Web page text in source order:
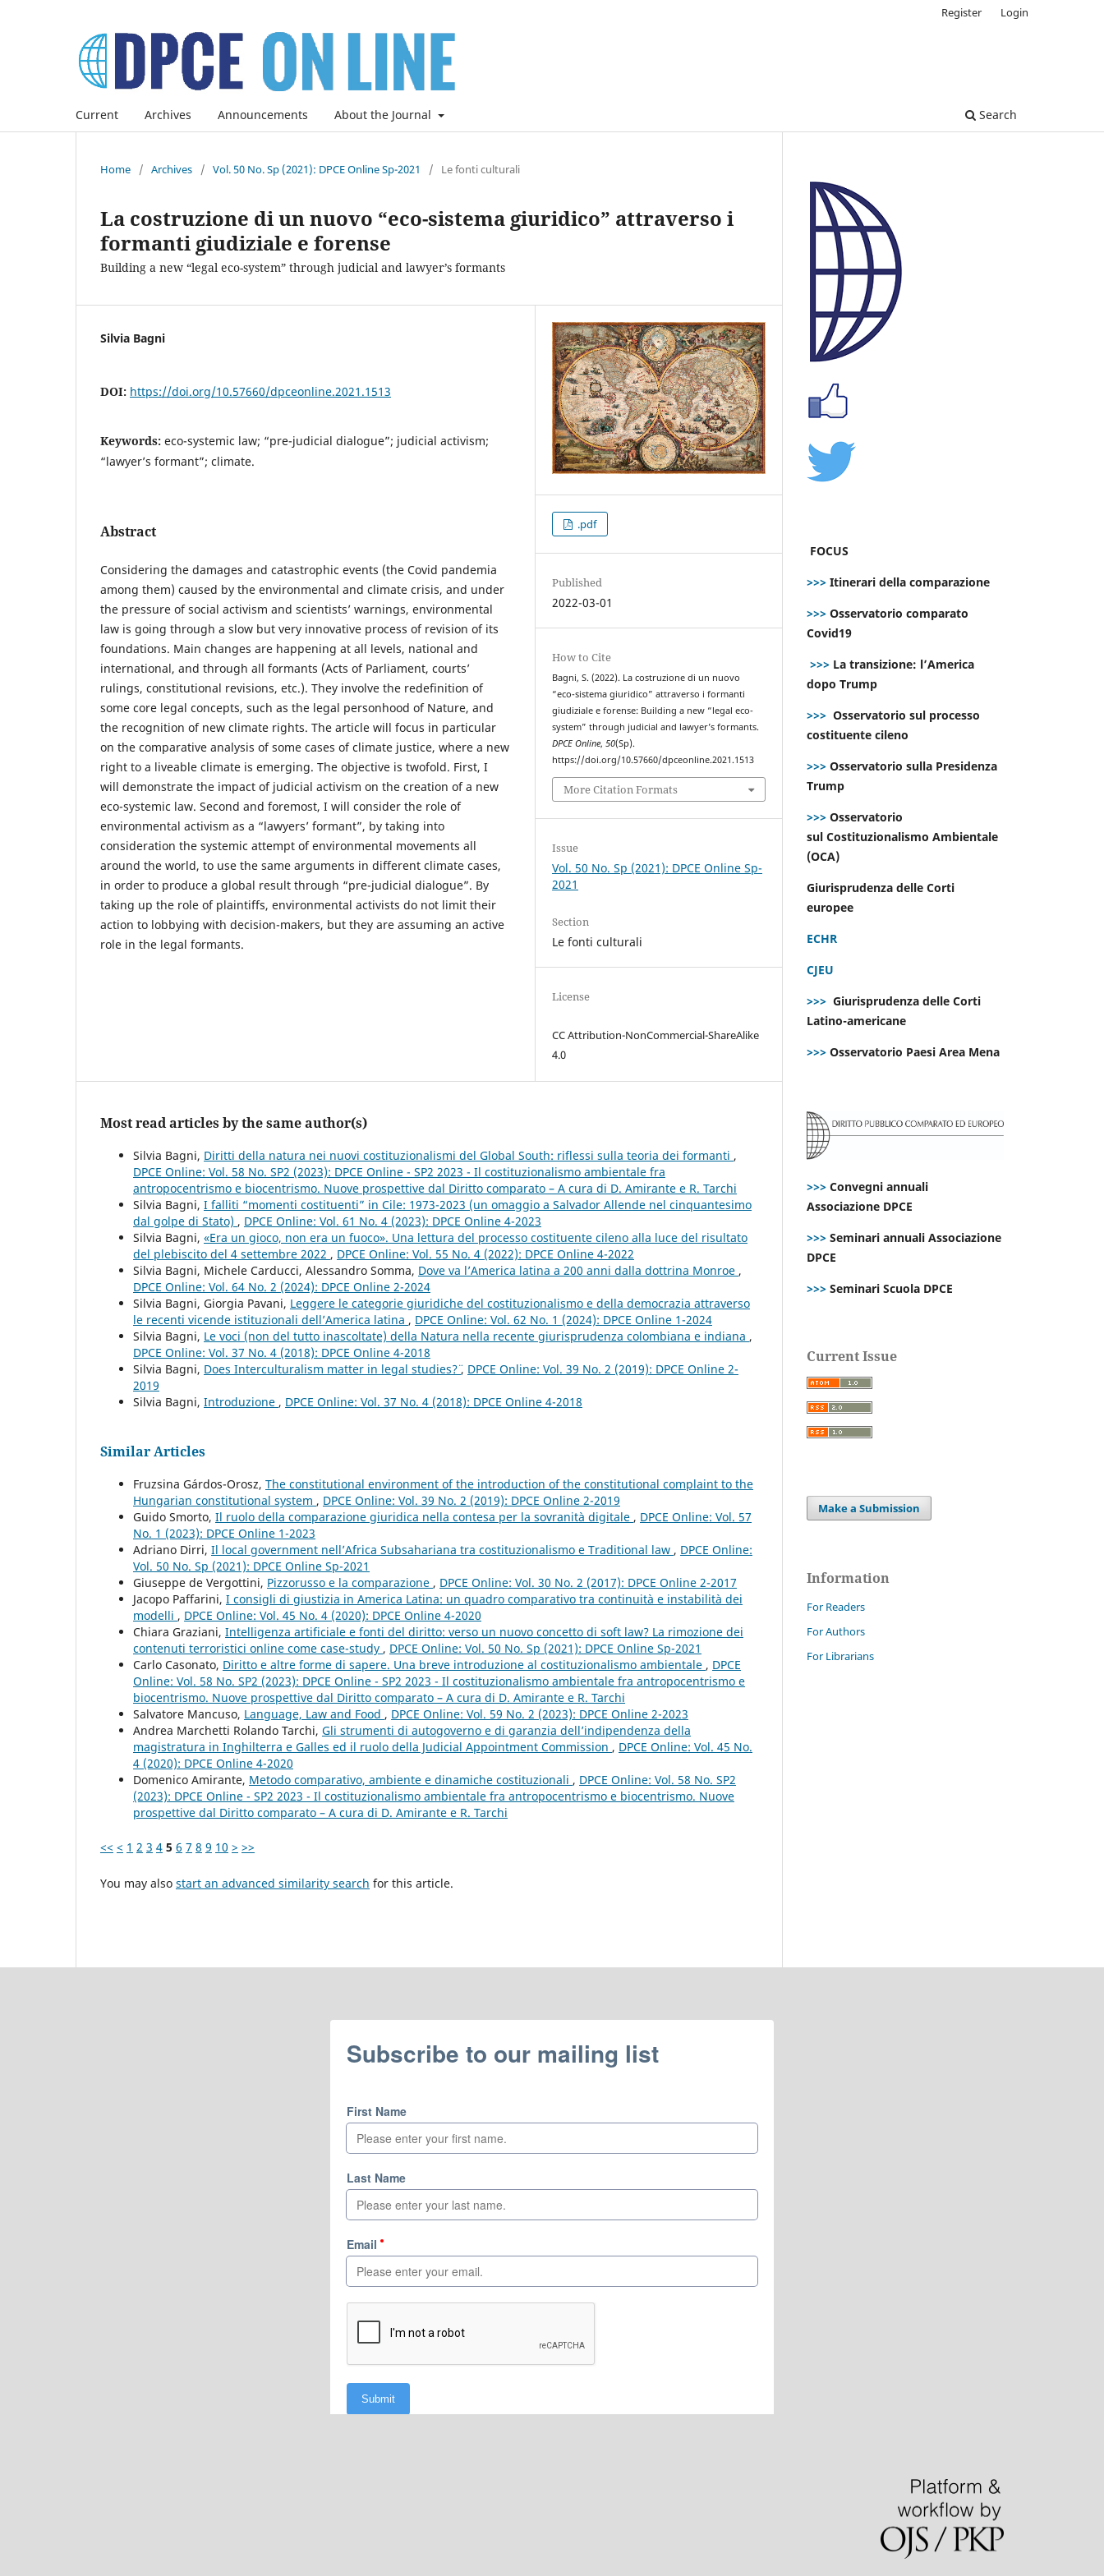
Current Archives Announcements About the Journal Search
Register Login
Home / Archives / Vol. 50 No. Sp (2021): DPCE Online Sp-2021 / Le fonti culturali
La costruzione di un nuovo “eco-sistema giuridico” attraverso i
formanti giudiziale e forense
Building a new “legal eco-system” through judicial and lawyer’s formants
Silvia Bagni
DOI: https://doi.org/10.57660/dpceonline.2021.1513
Keywords: eco-systemic law; “pre-judicial dialogue”; judicial activism;
“lawyer’s formant”; climate.
Abstract
Considering the damages and catastrophic events (the Covid pandemia
among them) caused by the environmental and climate crisis, and under
the pressure of social activism and scientists’ warnings, environmental
law is going through a slow but very innovative process of revision of its
foundations. Main changes are happening at all levels, national and
international, and through all formants (Acts of Parliament, courts’
rulings, constitutional revisions, etc.). They involve the redefinition of
some core legal concepts, such as the legal personhood of Nature, and
the recognition of new climate rights. The article will focus in particular
on the comparative analysis of some cases of climate justice, where a new
right to a liveable climate is emerging. The objective is twofold. First, I
will demonstrate the impact of judicial activism on the creation of a new
eco-systemic law. Second and foremost, I will consider the role of
environmental activism as a “lawyers’ formant”, by taking into
consideration the systemic attempt of environmental movements all
around the world, to use the same arguments in different climate cases,
in order to produce a global result through “pre-judicial dialogue”. By
taking up the role of plaintiffs, environmental activists do not limit their
action to lobbying with decision-makers, but they are assuming an active
role in the legal formants.
.pdf
Published
2022-03-01
How to Cite
Bagni, S. (2022). La costruzione di un nuovo
“eco-sistema giuridico” attraverso i formanti
giudiziale e forense: Building a new “legal eco-
system” through judicial and lawyer’s formants.
DPCE Online,50(Sp).
https://doi.org/10.57660/dpceonline.2021.1513
More Citation Formats
Issue
Vol. 50 No. Sp (2021): DPCE Online Sp-
2021
Section
Le fonti culturali
License
CC Attribution-NonCommercial-ShareAlike
4.0
Most read articles by the same author(s)
Silvia Bagni, Diritti della natura nei nuovi costituzionalismi del Global South: riflessi sulla teoria dei formanti ,
DPCE Online: Vol. 58 No. SP2 (2023): DPCE Online - SP2 2023 - Il costituzionalismo ambientale fra
antropocentrismo e biocentrismo. Nuove prospettive dal Diritto comparato – A cura di D. Amirante e R. Tarchi
Silvia Bagni, I falliti “momenti costituenti” in Cile: 1973-2023 (un omaggio a Salvador Allende nel cinquantesimo
dal golpe di Stato) , DPCE Online: Vol. 61 No. 4 (2023): DPCE Online 4-2023
Silvia Bagni, «Era un gioco, non era un fuoco». Una lettura del processo costituente cileno alla luce del risultato
del plebiscito del 4 settembre 2022 , DPCE Online: Vol. 55 No. 4 (2022): DPCE Online 4-2022
Silvia Bagni, Michele Carducci, Alessandro Somma, Dove va l’America latina a 200 anni dalla dottrina Monroe ,
DPCE Online: Vol. 64 No. 2 (2024): DPCE Online 2-2024
Silvia Bagni, Giorgia Pavani, Leggere le categorie giuridiche del costituzionalismo e della democrazia attraverso
le recenti vicende istituzionali dell’America latina , DPCE Online: Vol. 62 No. 1 (2024): DPCE Online 1-2024
Silvia Bagni, Le voci (non del tutto inascoltate) della Natura nella recente giurisprudenza colombiana e indiana ,
DPCE Online: Vol. 37 No. 4 (2018): DPCE Online 4-2018
Silvia Bagni, Does Interculturalism matter in legal studies?¨, DPCE Online: Vol. 39 No. 2 (2019): DPCE Online 2-
2019
Silvia Bagni, Introduzione , DPCE Online: Vol. 37 No. 4 (2018): DPCE Online 4-2018
Similar Articles
Fruzsina Gárdos-Orosz, The constitutional environment of the introduction of the constitutional complaint to the
Hungarian constitutional system , DPCE Online: Vol. 39 No. 2 (2019): DPCE Online 2-2019
Guido Smorto, Il ruolo della comparazione giuridica nella contesa per la sovranità digitale , DPCE Online: Vol. 57
No. 1 (2023): DPCE Online 1-2023
Adriano Dirri, Il local government nell’Africa Subsahariana tra costituzionalismo e Traditional law , DPCE Online:
Vol. 50 No. Sp (2021): DPCE Online Sp-2021
Giuseppe de Vergottini, Pizzorusso e la comparazione , DPCE Online: Vol. 30 No. 2 (2017): DPCE Online 2-2017
Jacopo Paffarini, I consigli di giustizia in America Latina: un quadro comparativo tra continuità e instabilità dei
modelli , DPCE Online: Vol. 45 No. 4 (2020): DPCE Online 4-2020
Chiara Graziani, Intelligenza artificiale e fonti del diritto: verso un nuovo concetto di soft law? La rimozione dei
contenuti terroristici online come case-study , DPCE Online: Vol. 50 No. Sp (2021): DPCE Online Sp-2021
Carlo Casonato, Diritto e altre forme di sapere. Una breve introduzione al costituzionalismo ambientale , DPCE
Online: Vol. 58 No. SP2 (2023): DPCE Online - SP2 2023 - Il costituzionalismo ambientale fra antropocentrismo e
biocentrismo. Nuove prospettive dal Diritto comparato – A cura di D. Amirante e R. Tarchi
Salvatore Mancuso, Language, Law and Food , DPCE Online: Vol. 59 No. 2 (2023): DPCE Online 2-2023
Andrea Marchetti Rolando Tarchi, Gli strumenti di autogoverno e di garanzia dell’indipendenza della
magistratura in Inghilterra e Galles ed il ruolo della Judicial Appointment Commission , DPCE Online: Vol. 45 No.
4 (2020): DPCE Online 4-2020
Domenico Amirante, Metodo comparativo, ambiente e dinamiche costituzionali , DPCE Online: Vol. 58 No. SP2
(2023): DPCE Online - SP2 2023 - Il costituzionalismo ambientale fra antropocentrismo e biocentrismo. Nuove
prospettive dal Diritto comparato – A cura di D. Amirante e R. Tarchi
<< < 1 2 3 4 5 6 7 8 9 10 > >>
You may also start an advanced similarity search for this article.
FOCUS
>>> Itinerari della comparazione
>>> Osservatorio comparato
Covid19
>>> La transizione: l’America
dopo Trump
>>> Osservatorio sul processo
costituente cileno
>>> Osservatorio sulla Presidenza
Trump
>>> Osservatorio
sul Costituzionalismo Ambientale
(OCA)
Giurisprudenza delle Corti
europee
ECHR
CJEU
>>> Giurisprudenza delle Corti
Latino-americane
>>> Osservatorio Paesi Area Mena
>>> Convegni annuali
Associazione DPCE
>>> Seminari annuali Associazione
DPCE
>>> Seminari Scuola DPCE
Current Issue
Make a Submission
Information
For Readers
For Authors
For Librarians